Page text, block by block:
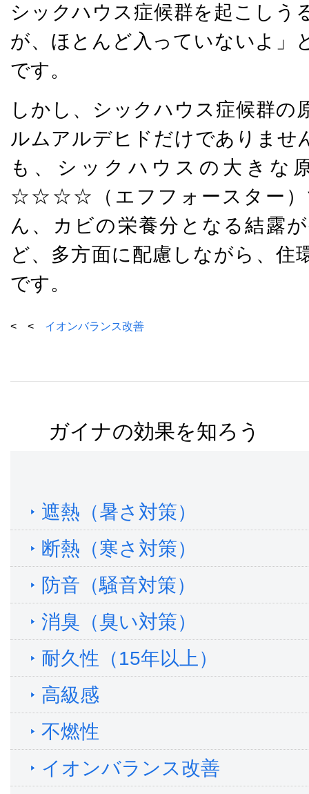
シックハウス症候群を起こしう
が、ほとんど入っていないよ」
です。
しかし、シックハウス症候群の
ルムアルデヒドだけでありませ
も、シックハウスの大きな
☆☆☆☆（エフフォースター）
ん、カビの栄養分となる結露
ど、多方面に配慮しながら、住
です。
< < イオンバランス改善
ガイナの効果を知ろう
遮熱（暑さ対策）
断熱（寒さ対策）
防音（騒音対策）
消臭（臭い対策）
耐久性（15年以上）
高級感
不燃性
イオンバランス改善